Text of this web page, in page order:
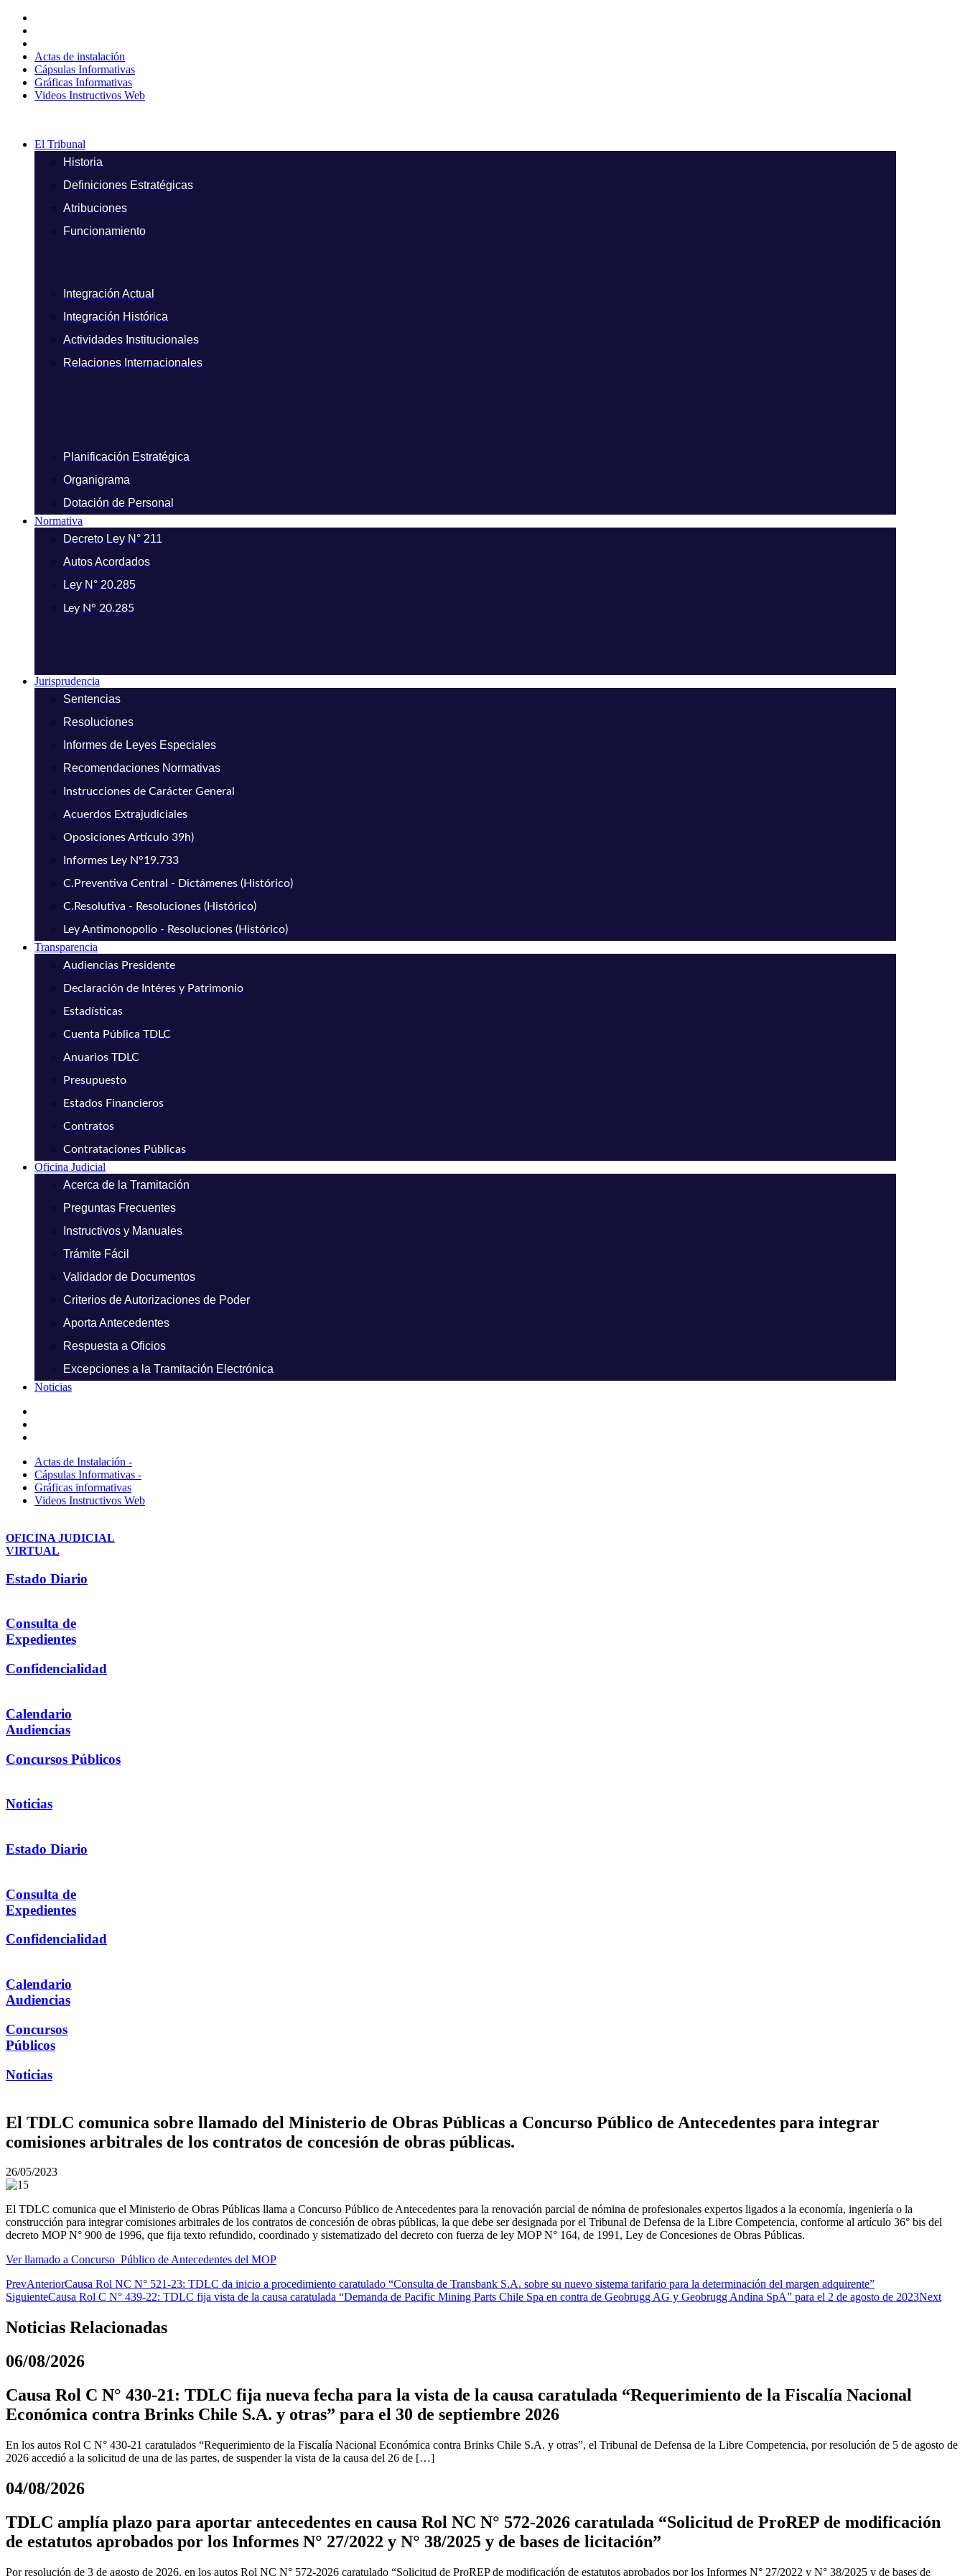
contenido
Actas de instalación
Cápsulas Informativas
Gráficas Informativas
Videos Instructivos Web
El Tribunal
Historia
Definiciones Estratégicas
Atribuciones
Funcionamiento
Integración Actual
Integración Histórica
Actividades Institucionales
Relaciones Internacionales
Planificación Estratégica
Organigrama
Dotación de Personal
Normativa
Decreto Ley N° 211
Autos Acordados
Ley N° 20.285
Ley N° 20.285
Jurisprudencia
Sentencias
Resoluciones
Informes de Leyes Especiales
Recomendaciones Normativas
Instrucciones de Carácter General
Acuerdos Extrajudiciales
Oposiciones Artículo 39h)
Informes Ley N°19.733
C.Preventiva Central - Dictámenes (Histórico)
C.Resolutiva - Resoluciones (Histórico)
Ley Antimonopolio - Resoluciones (Histórico)
Transparencia
Audiencias Presidente
Declaración de Intéres y Patrimonio
Estadísticas
Cuenta Pública TDLC
Anuarios TDLC
Presupuesto
Estados Financieros
Contratos
Contrataciones Públicas
Oficina Judicial
Acerca de la Tramitación
Preguntas Frecuentes
Instructivos y Manuales
Trámite Fácil
Validador de Documentos
Criterios de Autorizaciones de Poder
Aporta Antecedentes
Respuesta a Oficios
Excepciones a la Tramitación Electrónica
Noticias
Actas de Instalación -
Cápsulas Informativas -
Gráficas informativas
Videos Instructivos Web
OFICINA JUDICIAL
VIRTUAL
Estado Diario
Consulta de
Expedientes
Confidencialidad
Calendario
Audiencias
Concursos Públicos
Noticias
Estado Diario
Consulta de
Expedientes
Confidencialidad
Calendario
Audiencias
Concursos
Públicos
Noticias
El TDLC comunica sobre llamado del Ministerio de Obras Públicas a Concurso Público de Antecedentes para integrar
comisiones arbitrales de los contratos de concesión de obras públicas.
26/05/2023
El TDLC comunica que el Ministerio de Obras Públicas llama a Concurso Público de Antecedentes para la renovación parcial de nómina de profesionales expertos ligados a la economía, ingeniería o la
construcción para integrar comisiones arbitrales de los contratos de concesión de obras públicas, la que debe ser designada por el Tribunal de Defensa de la Libre Competencia, conforme al artículo 36° bis del
decreto MOP N° 900 de 1996, que fija texto refundido, coordinado y sistematizado del decreto con fuerza de ley MOP N° 164, de 1991, Ley de Concesiones de Obras Públicas.
Ver llamado a Concurso Público de Antecedentes del MOP
PrevAnteriorCausa Rol NC N° 521-23: TDLC da inicio a procedimiento caratulado “Consulta de Transbank S.A. sobre su nuevo sistema tarifario para la determinación del margen adquirente”
SiguienteCausa Rol C N° 439-22: TDLC fija vista de la causa caratulada “Demanda de Pacific Mining Parts Chile Spa en contra de Geobrugg AG y Geobrugg Andina SpA” para el 2 de agosto de 2023Next
Noticias Relacionadas
06/08/2026
Causa Rol C N° 430-21: TDLC fija nueva fecha para la vista de la causa caratulada “Requerimiento de la Fiscalía Nacional
Económica contra Brinks Chile S.A. y otras” para el 30 de septiembre 2026
En los autos Rol C N° 430-21 caratulados “Requerimiento de la Fiscalía Nacional Económica contra Brinks Chile S.A. y otras”, el Tribunal de Defensa de la Libre Competencia, por resolución de 5 de agosto de
2026 accedió a la solicitud de una de las partes, de suspender la vista de la causa del 26 de […]
04/08/2026
TDLC amplía plazo para aportar antecedentes en causa Rol NC N° 572-2026 caratulada “Solicitud de ProREP de modificación
de estatutos aprobados por los Informes N° 27/2022 y N° 38/2025 y de bases de licitación”
Por resolución de 3 de agosto de 2026, en los autos Rol NC N° 572-2026 caratulado “Solicitud de ProREP de modificación de estatutos aprobados por los Informes N° 27/2022 y N° 38/2025 y de bases de